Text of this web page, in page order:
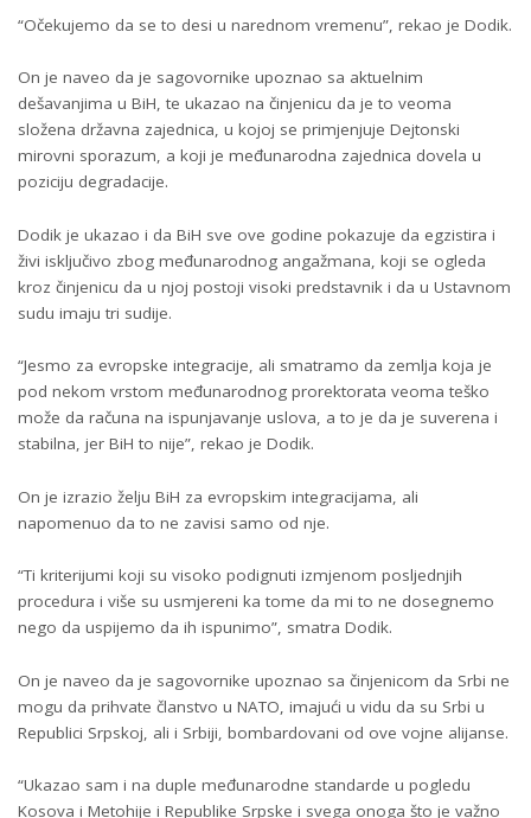
“Očekujemo da se to desi u narednom vremenu”, rekao je Dodik.
On je naveo da je sagovornike upoznao sa aktuelnim
dešavanjima u BiH, te ukazao na činjenicu da je to veoma
složena državna zajednica, u kojoj se primjenjuje Dejtonski
mirovni sporazum, a koji je međunarodna zajednica dovela u
poziciju degradacije.
Dodik je ukazao i da BiH sve ove godine pokazuje da egzistira i
živi isključivo zbog međunarodnog angažmana, koji se ogleda
kroz činjenicu da u njoj postoji visoki predstavnik i da u Ustavnom
sudu imaju tri sudije.
“Jesmo za evropske integracije, ali smatramo da zemlja koja je
pod nekom vrstom međunarodnog prorektorata veoma teško
može da računa na ispunjavanje uslova, a to je da je suverena i
stabilna, jer BiH to nije”, rekao je Dodik.
On je izrazio želju BiH za evropskim integracijama, ali
napomenuo da to ne zavisi samo od nje.
“Ti kriterijumi koji su visoko podignuti izmjenom posljednjih
procedura i više su usmjereni ka tome da mi to ne dosegnemo
nego da uspijemo da ih ispunimo”, smatra Dodik.
On je naveo da je sagovornike upoznao sa činjenicom da Srbi ne
mogu da prihvate članstvo u NATO, imajući u vidu da su Srbi u
Republici Srpskoj, ali i Srbiji, bombardovani od ove vojne alijanse.
“Ukazao sam i na duple međunarodne standarde u pogledu
Kosova i Metohije i Republike Srpske i svega onoga što je važno